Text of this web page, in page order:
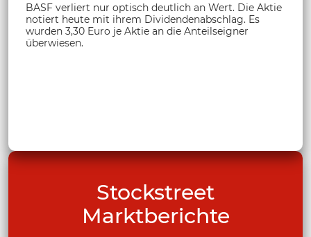
BASF verliert nur optisch deutlich an Wert. Die Aktie
notiert heute mit ihrem Dividendenabschlag. Es
wurden 3,30 Euro je Aktie an die Anteilseigner
überwiesen.
Stockstreet
Marktberichte